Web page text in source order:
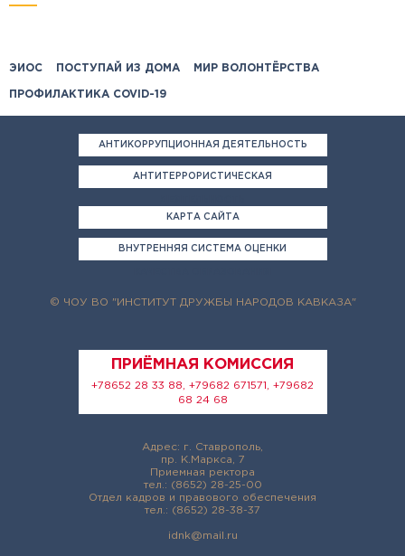
ЭИОС ПОСТУПАЙ ИЗ ДОМА МИР ВОЛОНТЁРСТВА
ПРОФИЛАКТИКА COVID-19
АНТИКОРРУПЦИОННАЯ ДЕЯТЕЛЬНОСТЬ
АНТИТЕРРОРИСТИЧЕСКАЯ
КАРТА САЙТА
ВНУТРЕННЯЯ СИСТЕМА ОЦЕНКИ
© ЧОУ ВО "ИНСТИТУТ ДРУЖБЫ НАРОДОВ КАВКАЗА"
ПРИЁМНАЯ КОМИССИЯ
+78652 28 33 88, +79682 671571, +79682
68 24 68
Адрес: г. Ставрополь,
пр. К.Маркса, 7
Приемная ректора
тел.: (8652) 28-25-00
Отдел кадров и правового обеспечения
тел.: (8652) 28-38-37
idnk@mail.ru